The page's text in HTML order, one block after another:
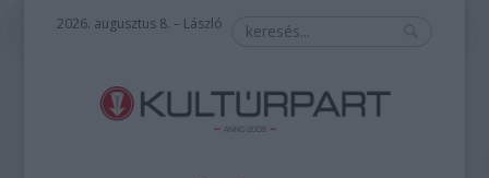
2026. augusztus 8. – László